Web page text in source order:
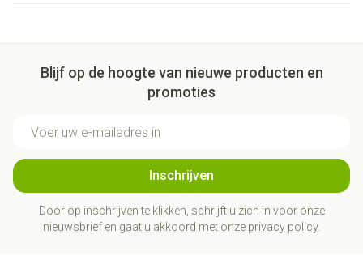
Blijf op de hoogte van nieuwe producten en
promoties
Inschrijven
Door op inschrijven te klikken, schrijft u zich in voor onze
nieuwsbrief en gaat u akkoord met onze privacy policy.